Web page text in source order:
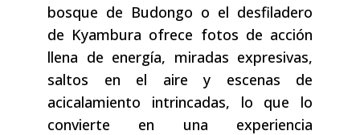
bosque de Budongo o el desfiladero
de Kyambura ofrece fotos de acción
llena de energía, miradas expresivas,
saltos en el aire y escenas de
acicalamiento intrincadas, lo que lo
convierte en una experiencia